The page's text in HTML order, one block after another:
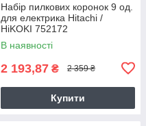
Набір пилкових коронок 9 од.
для електрика Hitachi /
HiKOKI 752172
В наявності
2 193,87 ₴ 2 359 ₴
Купити